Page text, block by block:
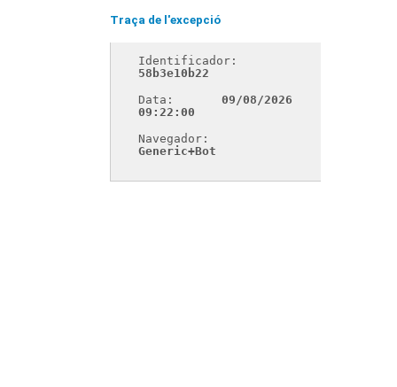
Traça de l'excepció
58b3e10b22
Data:
09/08/2026
09:22:00
Generic+Bot